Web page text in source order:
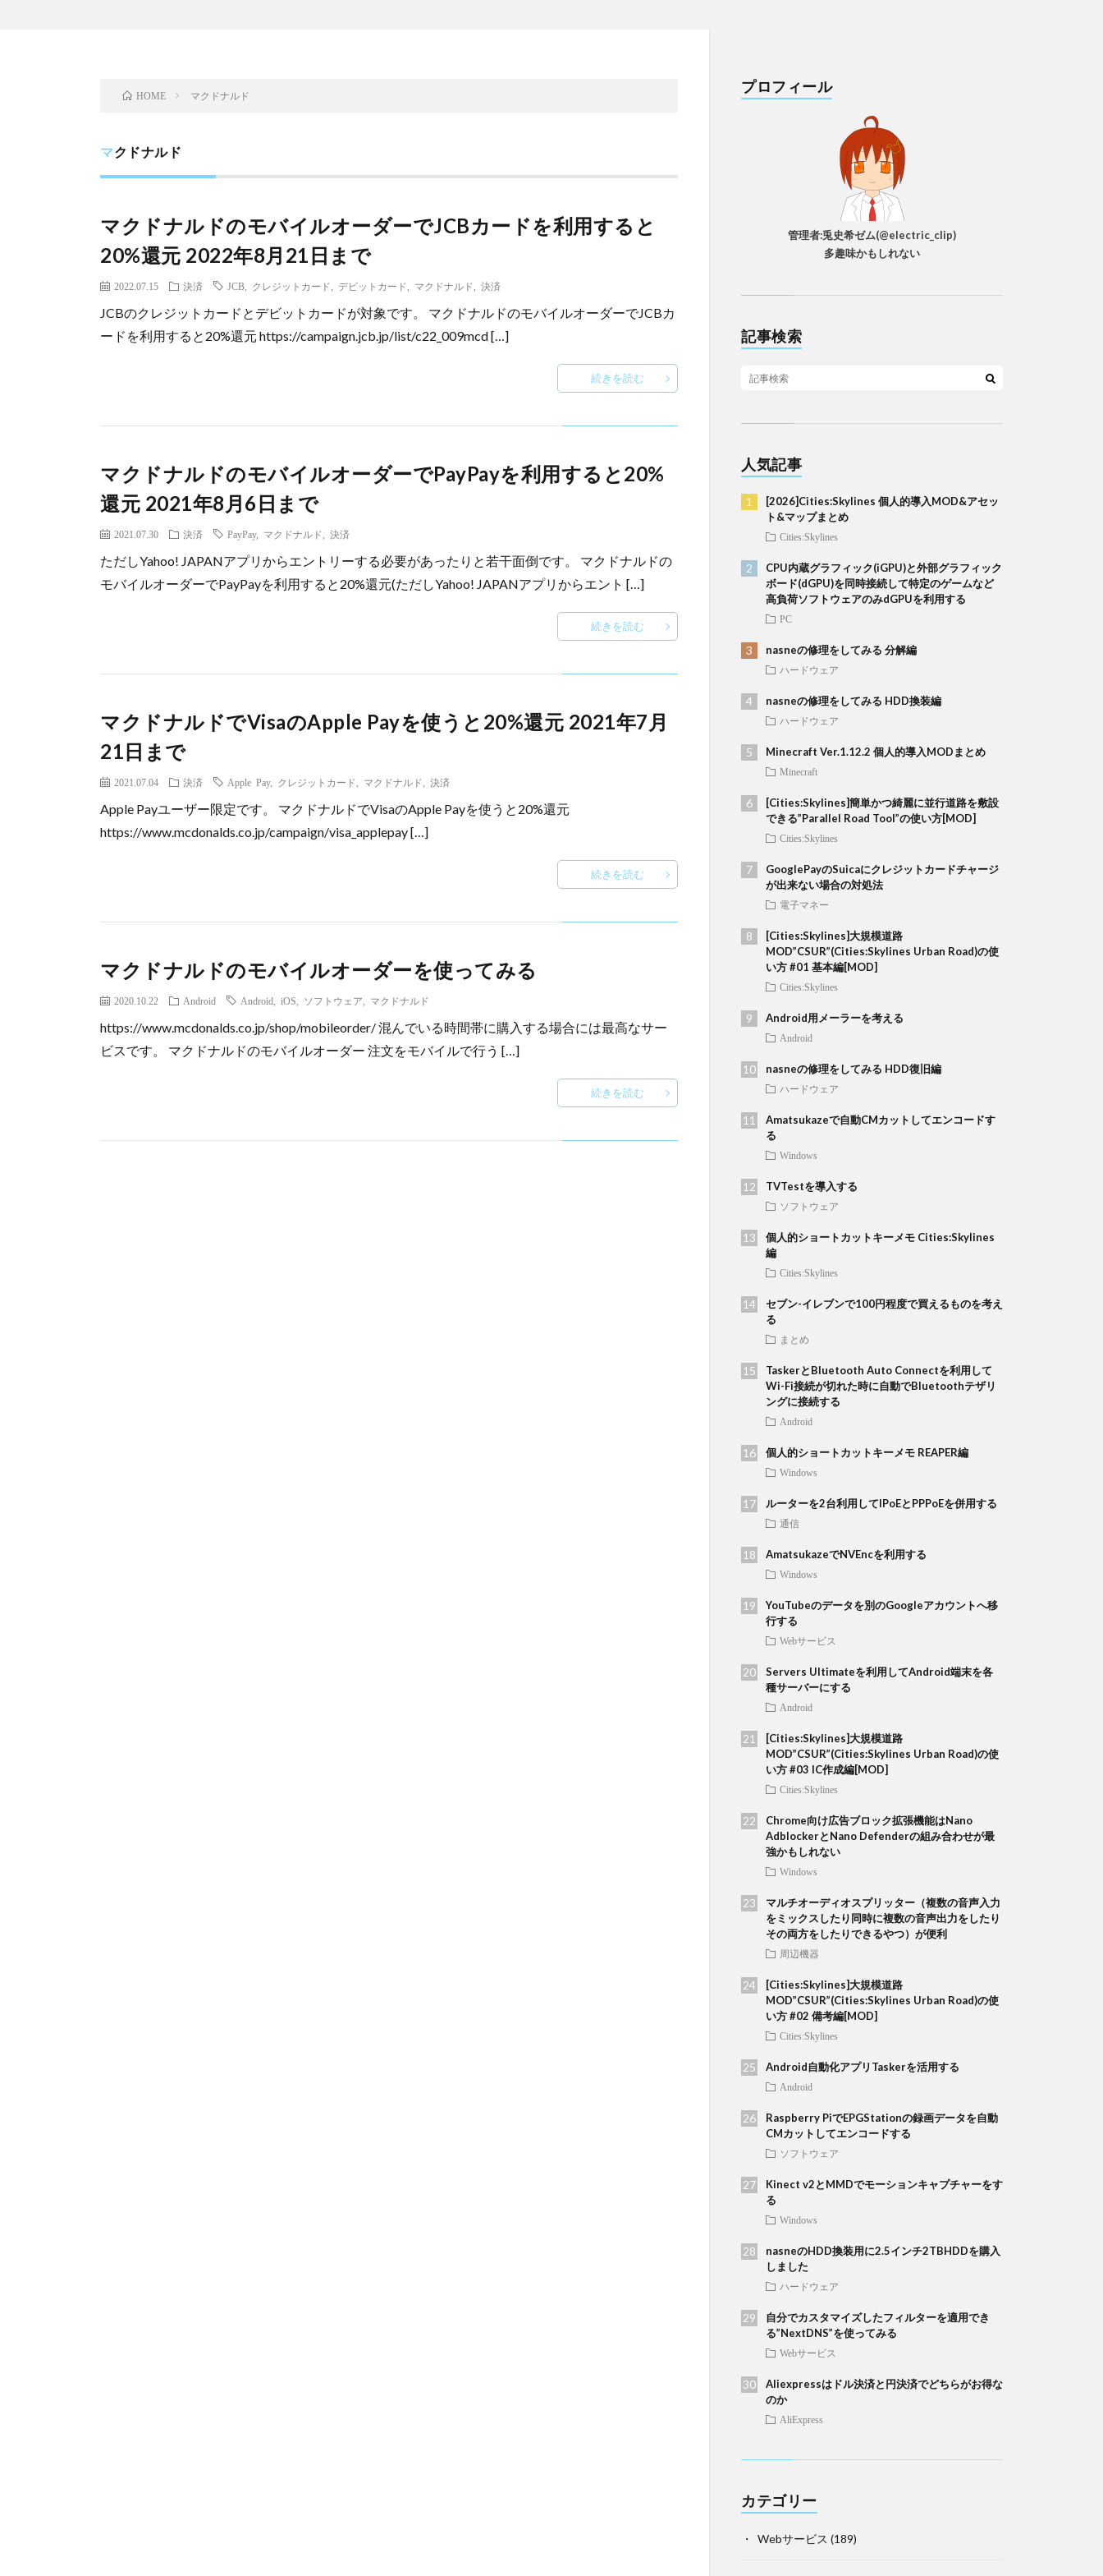
HOME マクドナルド
マクドナルド
マクドナルドのモバイルオーダーでJCBカードを利用すると
20%還元 2022年8月21日まで
2022.07.15 決済 JCB クレジットカード デビットカード マクドナルド 決済
JCBのクレジットカードとデビットカードが対象です。 マクドナルドのモバイルオーダーでJCBカ
ードを利用すると20%還元 https://campaign.jcb.jp/list/c22_009mcd […]
続きを読む
マクドナルドのモバイルオーダーでPayPayを利用すると20%
還元 2021年8月6日まで
2021.07.30 決済 PayPay, マクドナルド 決済
ただしYahoo! JAPANアプリからエントリーする必要があったりと若干面倒です。 マクドナルドの
モバイルオーダーでPayPayを利用すると20%還元(ただしYahoo! JAPANアプリからエント […]
続きを読む
マクドナルドでVisaのApple Payを使うと20%還元 2021年7月
21日まで
2021.07.04 決済 Apple Pay, クレジットカード マクドナルド 決済
Apple Payユーザー限定です。 マクドナルドでVisaのApple Payを使うと20%還元
https://www.mcdonalds.co.jp/campaign/visa_applepay […]
続きを読む
マクドナルドのモバイルオーダーを使ってみる
2020.10.22 Android Android iOS ソフトウェア マクドナルド
https://www.mcdonalds.co.jp/shop/mobileorder/ 混んでいる時間帯に購入する場合には最高なサー
ビスです。 マクドナルドのモバイルオーダー 注文をモバイルで行う […]
続きを読む
プロフィール
管理者:兎史希ゼム(@electric_clip)
多趣味かもしれない
記事検索
人気記事
[2026]Cities:Skylines 個人的導入MOD&アセッ
ト&マップまとめ
Cities:Skylines
CPU内蔵グラフィック(iGPU)と外部グラフィック
ボード(dGPU)を同時接続して特定のゲームなど
高負荷ソフトウェアのみdGPUを利用する
PC
nasneの修理をしてみる 分解編
ハードウェア
nasneの修理をしてみる HDD換装編
ハードウェア
Minecraft Ver.1.12.2 個人的導入MODまとめ
Minecraft
[Cities:Skylines]簡単かつ綺麗に並行道路を敷設
できる”Parallel Road Tool”の使い方[MOD]
Cities:Skylines
GooglePayのSuicaにクレジットカードチャージ
が出来ない場合の対処法
電子マネー
[Cities:Skylines]大規模道路
MOD”CSUR”(Cities:Skylines Urban Road)の使
い方 #01 基本編[MOD]
Cities:Skylines
Android用メーラーを考える
Android
nasneの修理をしてみる HDD復旧編
ハードウェア
Amatsukazeで自動CMカットしてエンコードす
る
Windows
TVTestを導入する
ソフトウェア
個人的ショートカットキーメモ Cities:Skylines
編
Cities:Skylines
セブン-イレブンで100円程度で買えるものを考え
る
まとめ
TaskerとBluetooth Auto Connectを利用して
Wi-Fi接続が切れた時に自動でBluetoothテザリ
ングに接続する
Android
個人的ショートカットキーメモ REAPER編
Windows
ルーターを2台利用してIPoEとPPPoEを併用する
通信
AmatsukazeでNVEncを利用する
Windows
YouTubeのデータを別のGoogleアカウントへ移
行する
Webサービス
Servers Ultimateを利用してAndroid端末を各
種サーバーにする
Android
[Cities:Skylines]大規模道路
MOD”CSUR”(Cities:Skylines Urban Road)の使
い方 #03 IC作成編[MOD]
Cities:Skylines
Chrome向け広告ブロック拡張機能はNano
AdblockerとNano Defenderの組み合わせが最
強かもしれない
Windows
マルチオーディオスプリッター（複数の音声入力
をミックスしたり同時に複数の音声出力をしたり
その両方をしたりできるやつ）が便利
周辺機器
[Cities:Skylines]大規模道路
MOD”CSUR”(Cities:Skylines Urban Road)の使
い方 #02 備考編[MOD]
Cities:Skylines
Android自動化アプリTaskerを活用する
Android
Raspberry PiでEPGStationの録画データを自動
CMカットしてエンコードする
ソフトウェア
Kinect v2とMMDでモーションキャプチャーをす
る
Windows
nasneのHDD換装用に2.5インチ2TBHDDを購入
しました
ハードウェア
自分でカスタマイズしたフィルターを適用でき
る”NextDNS”を使ってみる
Webサービス
Aliexpressはドル決済と円決済でどちらがお得な
のか
AliExpress
カテゴリー
Webサービス (189)